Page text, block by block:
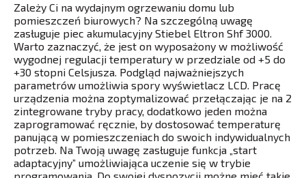
Zależy Ci na wydajnym ogrzewaniu domu lub
pomieszczeń biurowych? Na szczególną uwagę
zasługuje piec akumulacyjny Stiebel Eltron Shf 3000.
Warto zaznaczyć, że jest on wyposażony w możliwość
wygodnej regulacji temperatury w przedziale od +5 do
+30 stopni Celsjusza. Podgląd najważniejszych
parametrów umożliwia spory wyświetlacz LCD. Pracę
urządzenia można zoptymalizować przełączając je na 2
zintegrowane tryby pracy, dodatkowo jeden można
zaprogramować ręcznie, by dostosować temperaturę
panującą w pomieszczeniach do swoich indywidualnych
potrzeb. Na Twoją uwagę zasługuje funkcja „start
adaptacyjny” umożliwiająca uczenie się w trybie